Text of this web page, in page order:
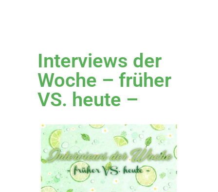
Interviews der
Woche – früher
VS. heute –